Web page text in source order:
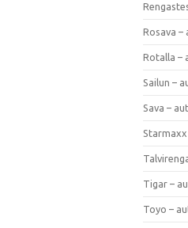
Rosava
Rotalla –
Sailun –
Sava –
Tigar –
Toyo –